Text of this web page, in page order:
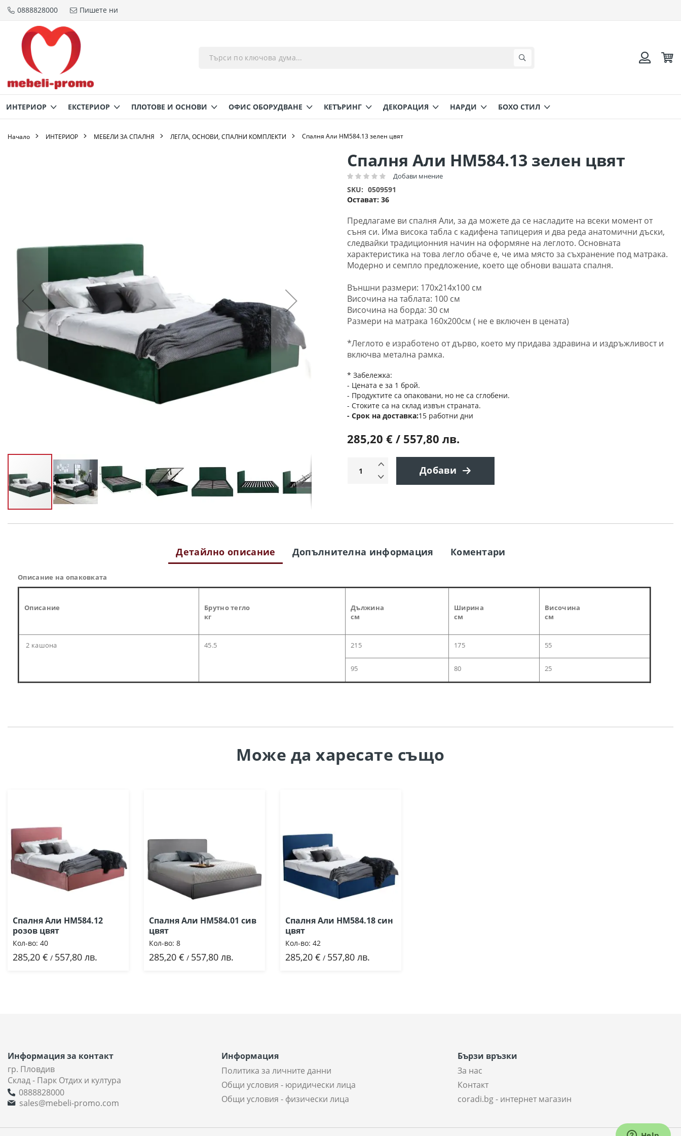
Прескачане
съдържанието
0888828000 Пишете ни
ИНТЕРИОР ЕКСТЕРИОР ПЛОТОВЕ И ОСНОВИ ОФИС ОБОРУДВАНЕ КЕТЪРИНГ ДЕКОРАЦИЯ НАРДИ БОХО СТИЛ
Начало ИНТЕРИОР МЕБЕЛИ ЗА СПАЛНЯ ЛЕГЛА, ОСНОВИ, СПАЛНИ КОМПЛЕКТИ Спалня Али HM584.13 зелен цвят
Спалня Али HM584.13 зелен цвят
Рейтинг: Добави мнение
Остават:36
SKU 0509591
Предлагаме ви спалня Али, за да можете да се насладите на всеки момент от
съня си. Има висока табла с кадифена тапицерия и два реда анатомични дъски,
следвайки традиционния начин на оформяне на леглото. Основната
характеристика на това легло обаче е, че има място за съхранение под матрака.
Модерно и семпло предложение, което ще обнови вашата спалня.
Външни размери: 170х214х100 см
Височина на таблата: 100 см
Височина на борда: 30 см
Размери на матрака 160х200см ( не е включен в цената)
*Леглото е изработено от дърво, което му придава здравина и издръжливост и
включва метална рамка.
* Забележка:
- Цената е за 1 брой.
- Продуктите са опаковани, но не са сглобени.
- Стоките са на склад извън страната.
Срок на доставка 15 работни дни
285,20 € / 557,80 лв.
Добави
към
снимки
Детайлно описание
Описание на опаковката
Описание
Брутно тегло
кг
Дължина
см
Ширина
см
Височина
см
2 кашона 45.5 215 175 55
95 80 25
Допълнителна информация Коментари
Може да харесате също
Спалня Али HM584.12
розов цвят
Кол-во: 40
285,20 € / 557,80 лв.
Добави
Спалня Али HM584.01 сив
цвят
Кол-во: 8
285,20 € / 557,80 лв.
Добави
Спалня Али HM584.18 син
цвят
Кол-во: 42
285,20 € / 557,80 лв.
Добави
Информация за контакт
гр. Пловдив
Склад - Парк Отдих и култура
0888828000
sales@mebeli-promo.com
Информация
Политика за личните данни
Общи условия - юридически лица
Общи условия - физически лица
Бързи връзки
За нас
Контакт
coradi.bg - интернет магазин